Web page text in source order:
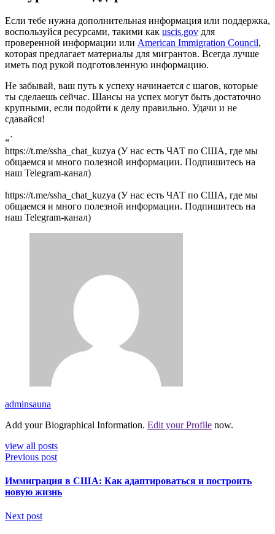
Если тебе нужна дополнительная информация или поддержка,
воспользуйся ресурсами, такими как uscis.gov для
проверенной информации или American Immigration Council,
которая предлагает материалы для мигрантов. Всегда лучше
иметь под рукой подготовленную информацию.
Не забывай, ваш путь к успеху начинается с шагов, которые
ты сделаешь сейчас. Шансы на успех могут быть достаточно
крупными, если подойти к делу правильно. Удачи и не
сдавайся!
«`
https://t.me/ssha_chat_kuzya (У нас есть ЧАТ по США, где мы
общаемся и много полезной информации. Подпишитесь на
наш Telegram-канал)
https://t.me/ssha_chat_kuzya (У нас есть ЧАТ по США, где мы
общаемся и много полезной информации. Подпишитесь на
наш Telegram-канал)
adminsauna
Add your Biographical Information. Edit your Profile now.
view all posts
Previous post
Иммиграция в США: Как адаптироваться и построить
новую жизнь
Next post